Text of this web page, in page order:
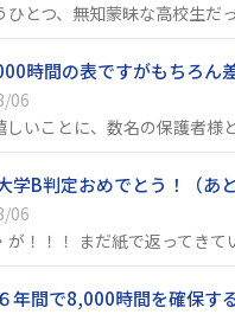
ひとつ、無知蒙昧な高校生だ
時間の表ですがもちろん
06
しいことに、数名の保護者様
学B判定おめでとう！（あ
06
が！！！ まだ紙で返ってきて
年間で8,000時間を確保す